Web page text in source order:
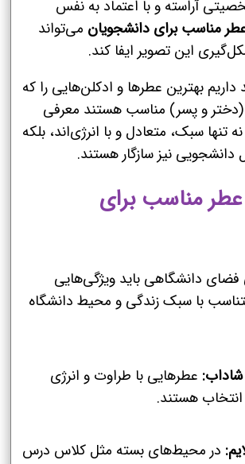
آراسته و با اعتماد به نفس
مناسب برای دانشجویان می‌تواند
این تصویر ایفا کند.
داریم بهترین عطرها و ادکلن‌هایی را که
(دختر و پسر) مناسب هستند معرفی
تنها سبک، متعادل و با انرژی‌اند، بلکه
نیز سازگار هستند.
مناسب برای
دانشگاهی باید ویژگی‌هایی
با سبک زندگی و محیط دانشگاه
عطرهایی با طراوت و انرژی
هستند.
در محیط‌های بسته مثل کلاس درس